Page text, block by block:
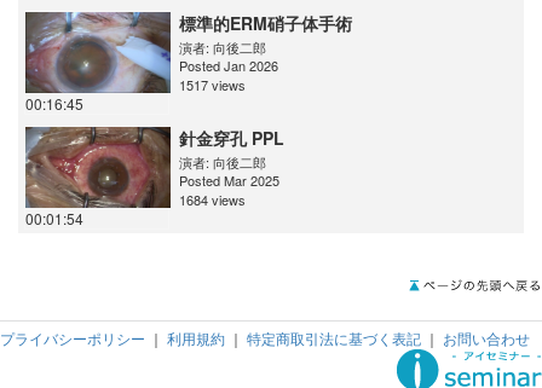
00:16:45
標準的ERM硝子体手術
演者: 向後二郎
Posted Jan 2026
1517 views
00:01:54
針金穿孔 PPL
演者: 向後二郎
Posted Mar 2025
1684 views
プライバシーポリシー ｜ 利用規約 ｜ 特定商取引法に基づく表記 ｜ お問い合わせ